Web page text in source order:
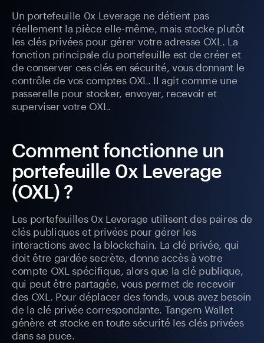
Un portefeuille 0x Leverage ne détient pas
réellement la pièce elle-même, mais stocke plutôt
les clés privées pour gérer votre adresse OXL. La
fonction principale du portefeuille est de créer et
de conserver ces clés en sécurité, vous donnant le
contrôle de vos comptes OXL. Il agit comme une
passerelle pour stocker, envoyer, recevoir et
superviser votre OXL.
Comment fonctionne un
portefeuille 0x Leverage
(OXL) ?
Les portefeuilles 0x Leverage utilisent des paires de
clés publiques et privées pour gérer les
interactions avec la blockchain. La clé privée, qui
doit être gardée secrète, donne accès à votre
compte OXL spécifique, alors que la clé publique,
qui peut être partagée, vous permet de recevoir
des OXL. Pour déplacer des fonds, vous avez besoin
de la clé privée correspondante. Tangem Wallet
génère et stocke en toute sécurité les clés privées
dans sa puce.